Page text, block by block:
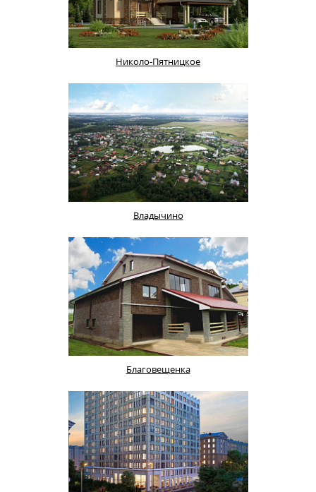
Николо-Пятницкое
Владычино
Благовещенка